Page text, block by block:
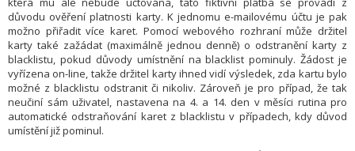
důvodu ověření platnosti karty. K jednomu e-mailovému účtu je pak
možno přiřadit více karet. Pomocí webového rozhraní může držitel
karty také zažádat (maximálně jednou denně) o odstranění karty z
blacklistu, pokud důvody umístnění na blacklist pominuly. Žádost je
vyřízena on-line, takže držitel karty ihned vidí výsledek, zda kartu bylo
možné z blacklistu odstranit či nikoliv. Zároveň je pro případ, že tak
neučiní sám uživatel, nastavena na 4. a 14. den v měsíci rutina pro
automatické odstraňování karet z blacklistu v případech, kdy důvod
umístění již pominul.